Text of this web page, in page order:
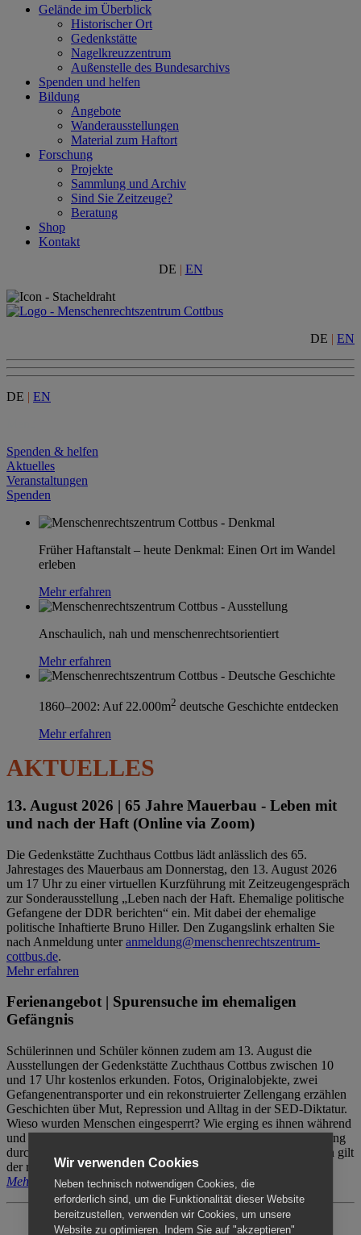
Gelände im Überblick
Historischer Ort
Gedenkstätte
Nagelkreuzzentrum
Außenstelle des Bundesarchivs
Spenden und helfen
Bildung
Angebote
Wanderausstellungen
Material zum Haftort
Forschung
Projekte
Sammlung und Archiv
Sind Sie Zeitzeuge?
Beratung
Shop
Kontakt
DE | EN
DE | EN
DE | EN
Spenden & helfen
Aktuelles
Veranstaltungen
Spenden
Früher Haftanstalt – heute Denkmal: Einen Ort im Wandel
erleben
Mehr erfahren
Anschaulich, nah und menschenrechtsorientiert
Mehr erfahren
1860–2002: Auf 22.000m2 deutsche Geschichte entdecken
Mehr erfahren
AKTUELLES
13. August 2026 | 65 Jahre Mauerbau - Leben mit
und nach der Haft (Online via Zoom)
Die Gedenkstätte Zuchthaus Cottbus lädt anlässlich des 65.
Jahrestages des Mauerbaus am Donnerstag, den 13. August 2026
um 17 Uhr zu einer virtuellen Kurzführung mit Zeitzeugengespräch
zur Sonderausstellung „Leben nach der Haft. Ehemalige politische
Gefangene der DDR berichten“ ein. Mit dabei der ehemalige
politische Inhaftierte Bruno Hiller. Den Zugangslink erhalten Sie
nach Anmeldung unteranmeldung@menschenrechtszentrum-
cottbus.de.
Mehr erfahren
Ferienangebot | Spurensuche im ehemaligen
Gefängnis
Schülerinnen und Schüler können zudem am 13. August die
Ausstellungen der Gedenkstätte Zuchthaus Cottbus zwischen 10
und 17 Uhr kostenlos erkunden. Fotos, Originalobjekte, zwei
Gefangenentransporter und ein rekonstruierter Zellengang erzählen
Geschichten über Mut, Repression und Alltag in der SED-Diktatur.
Wieso wurden Menschen eingesperrt? Wie erging es ihnen während
und nach der Haft? Der Besuch erfolgt individuell ohne Betreuung
durch das Menschenrechtszentrum Cottbus. Für Begleitpersonen gilt
der reguläre Eintritt (8€ / ermäßigt 5€).
Mehr erfahren
Wir verwenden Cookies
Neben technisch notwendigen Cookies, die
erforderlich sind, um die Funktionalität dieser Website
bereitzustellen, verwenden wir Cookies, um unsere
Website zu optimieren. Indem Sie auf "akzeptieren"